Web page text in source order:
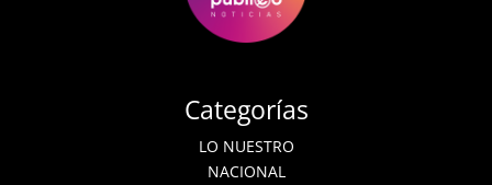
Categorías
LO NUESTRO
NACIONAL